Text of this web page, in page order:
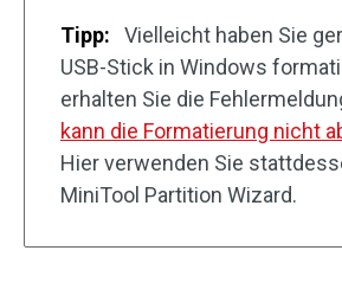
Tipp:
Vielleicht haben Sie
USB-Stick in Windows
erhalten Sie die
kann die Formatierung nicht
Hier verwenden Sie
MiniTool Partition Wizard.